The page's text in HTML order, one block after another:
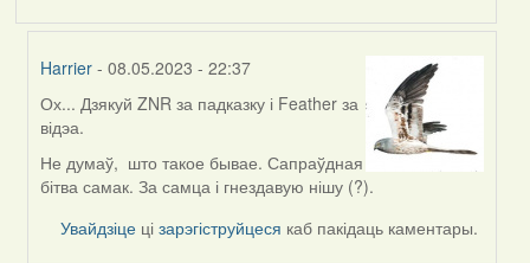
Harrier - 08.05.2023 - 22:37
In
reply
to
by
Ох... Дзякуй ZNR за падказку і Feather за
відэа.
Не думаў, што такое бывае. Сапраўдная
бітва самак. За самца і гнездавую нішу (?).
Увайдзіце цізарэгіструйцеся каб пакідаць каментары.